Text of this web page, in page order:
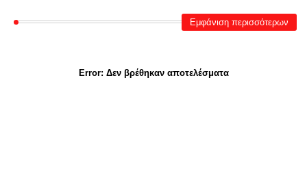
Εμφάνιση περισσότερων
Error: Δεν βρέθηκαν αποτελέσματα